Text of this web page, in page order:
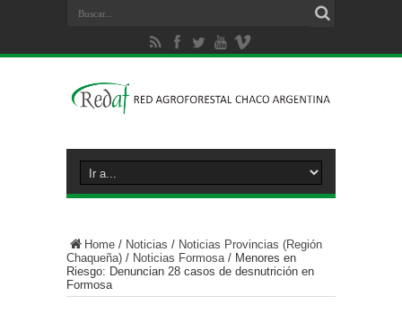
Home / Noticias / Noticias Provincias (Región
Chaqueña) / Noticias Formosa / Menores en
Riesgo: Denuncian 28 casos de desnutrición en
Formosa